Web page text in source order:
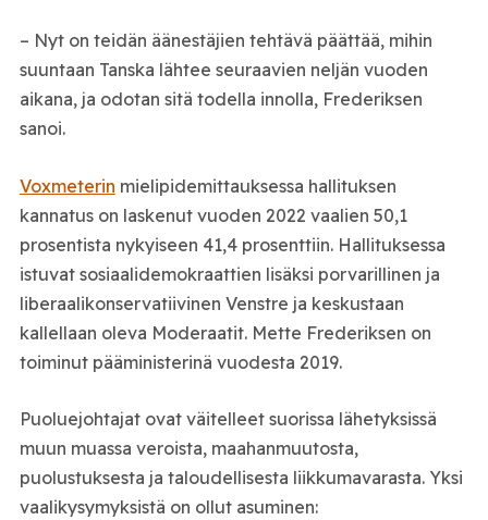
– Nyt on teidän äänestäjien tehtävä päättää, mihin
suuntaan Tanska lähtee seuraavien neljän vuoden
aikana, ja odotan sitä todella innolla, Frederiksen
sanoi.
Voxmeterin mielipidemittauksessa hallituksen
kannatus on laskenut vuoden 2022 vaalien 50,1
prosentista nykyiseen 41,4 prosenttiin. Hallituksessa
istuvat sosiaalidemokraattien lisäksi porvarillinen ja
liberaalikonservatiivinen Venstre ja keskustaan
kallellaan oleva Moderaatit. Mette Frederiksen on
toiminut pääministerinä vuodesta 2019.
Puoluejohtajat ovat väitelleet suorissa lähetyksissä
muun muassa veroista, maahanmuutosta,
puolustuksesta ja taloudellisesta liikkumavarasta. Yksi
vaalikysymyksistä on ollut asuminen: